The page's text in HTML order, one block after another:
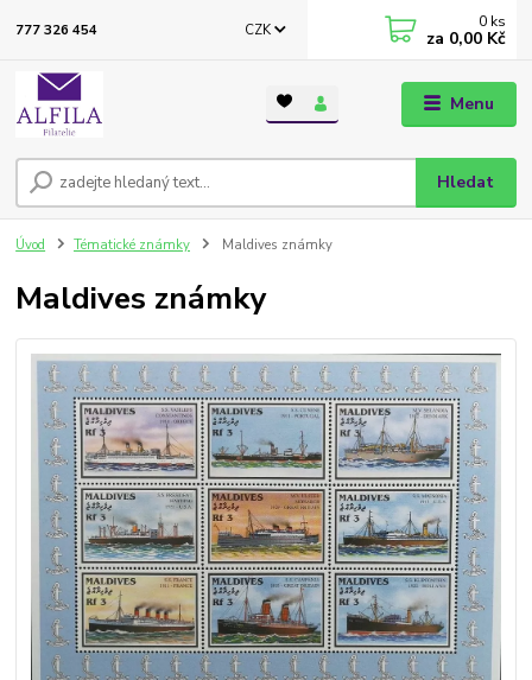
Menu
CZK
Hledat
777 326 454 0 ks
za 0,00 Kč
Úvod Tématické známky Maldives známky
Maldives známky